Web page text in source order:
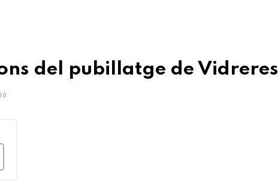
del pubillatge de Vidreres